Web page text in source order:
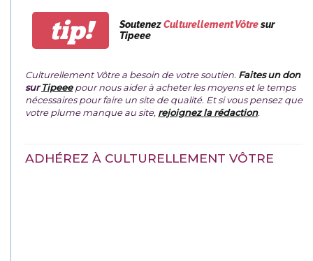
tip! SoutenezCulturellement Vôtresur
Tipeee
Culturellement Vôtre a besoin de votre soutien. Faites un don
surTipeeepour nous aider à acheter les moyens et le temps
nécessaires pour faire un site de qualité. Et si vous pensez que
votre plume manque au site, rejoignez la rédaction.
ADHÉREZ À CULTURELLEMENT VÔTRE